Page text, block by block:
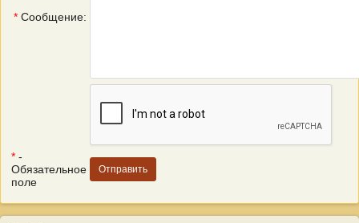
* Сообщение:
* -
Обязательное
поле